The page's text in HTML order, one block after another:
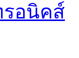
อนิคส์